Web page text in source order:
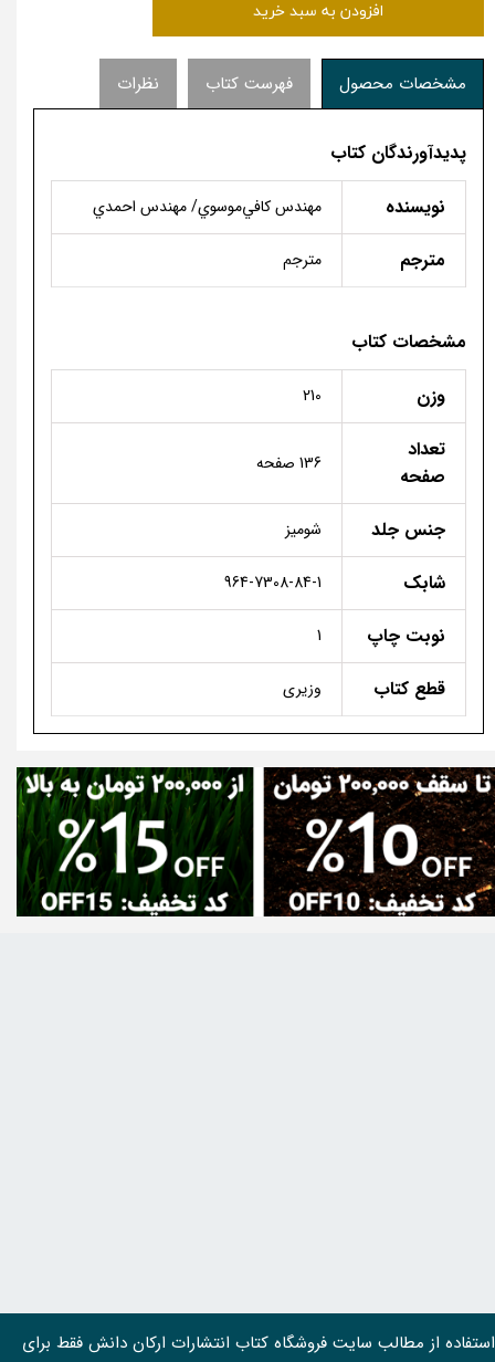
افزودن به سبد خرید
مشخصات محصول فهرست کتاب نظرات
پدیدآورندگان کتاب
نویسنده
مهندس كافي‌موسوي/ مهندس احمدي
مترجم مترجم
مشخصات کتاب
وزن
210
تعداد
صفحه
136 صفحه
جنس جلد شومیز
شابک 964-7308-84-1
نوبت چاپ 1
قطع کتاب وزیری
استفاده از مطالب سايت فروشگاه کتاب انتشارات ارکان دانش فقط برای